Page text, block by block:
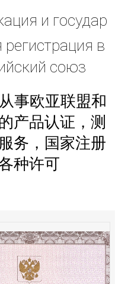
и государ
регистрация в
союз
事欧亚联盟和
产品认证 ，测
务，国家注册
种许可